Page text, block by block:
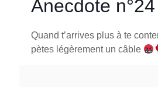
Anecdote n°24
Quand t’arrives plus à te
pètes légèrement un câble